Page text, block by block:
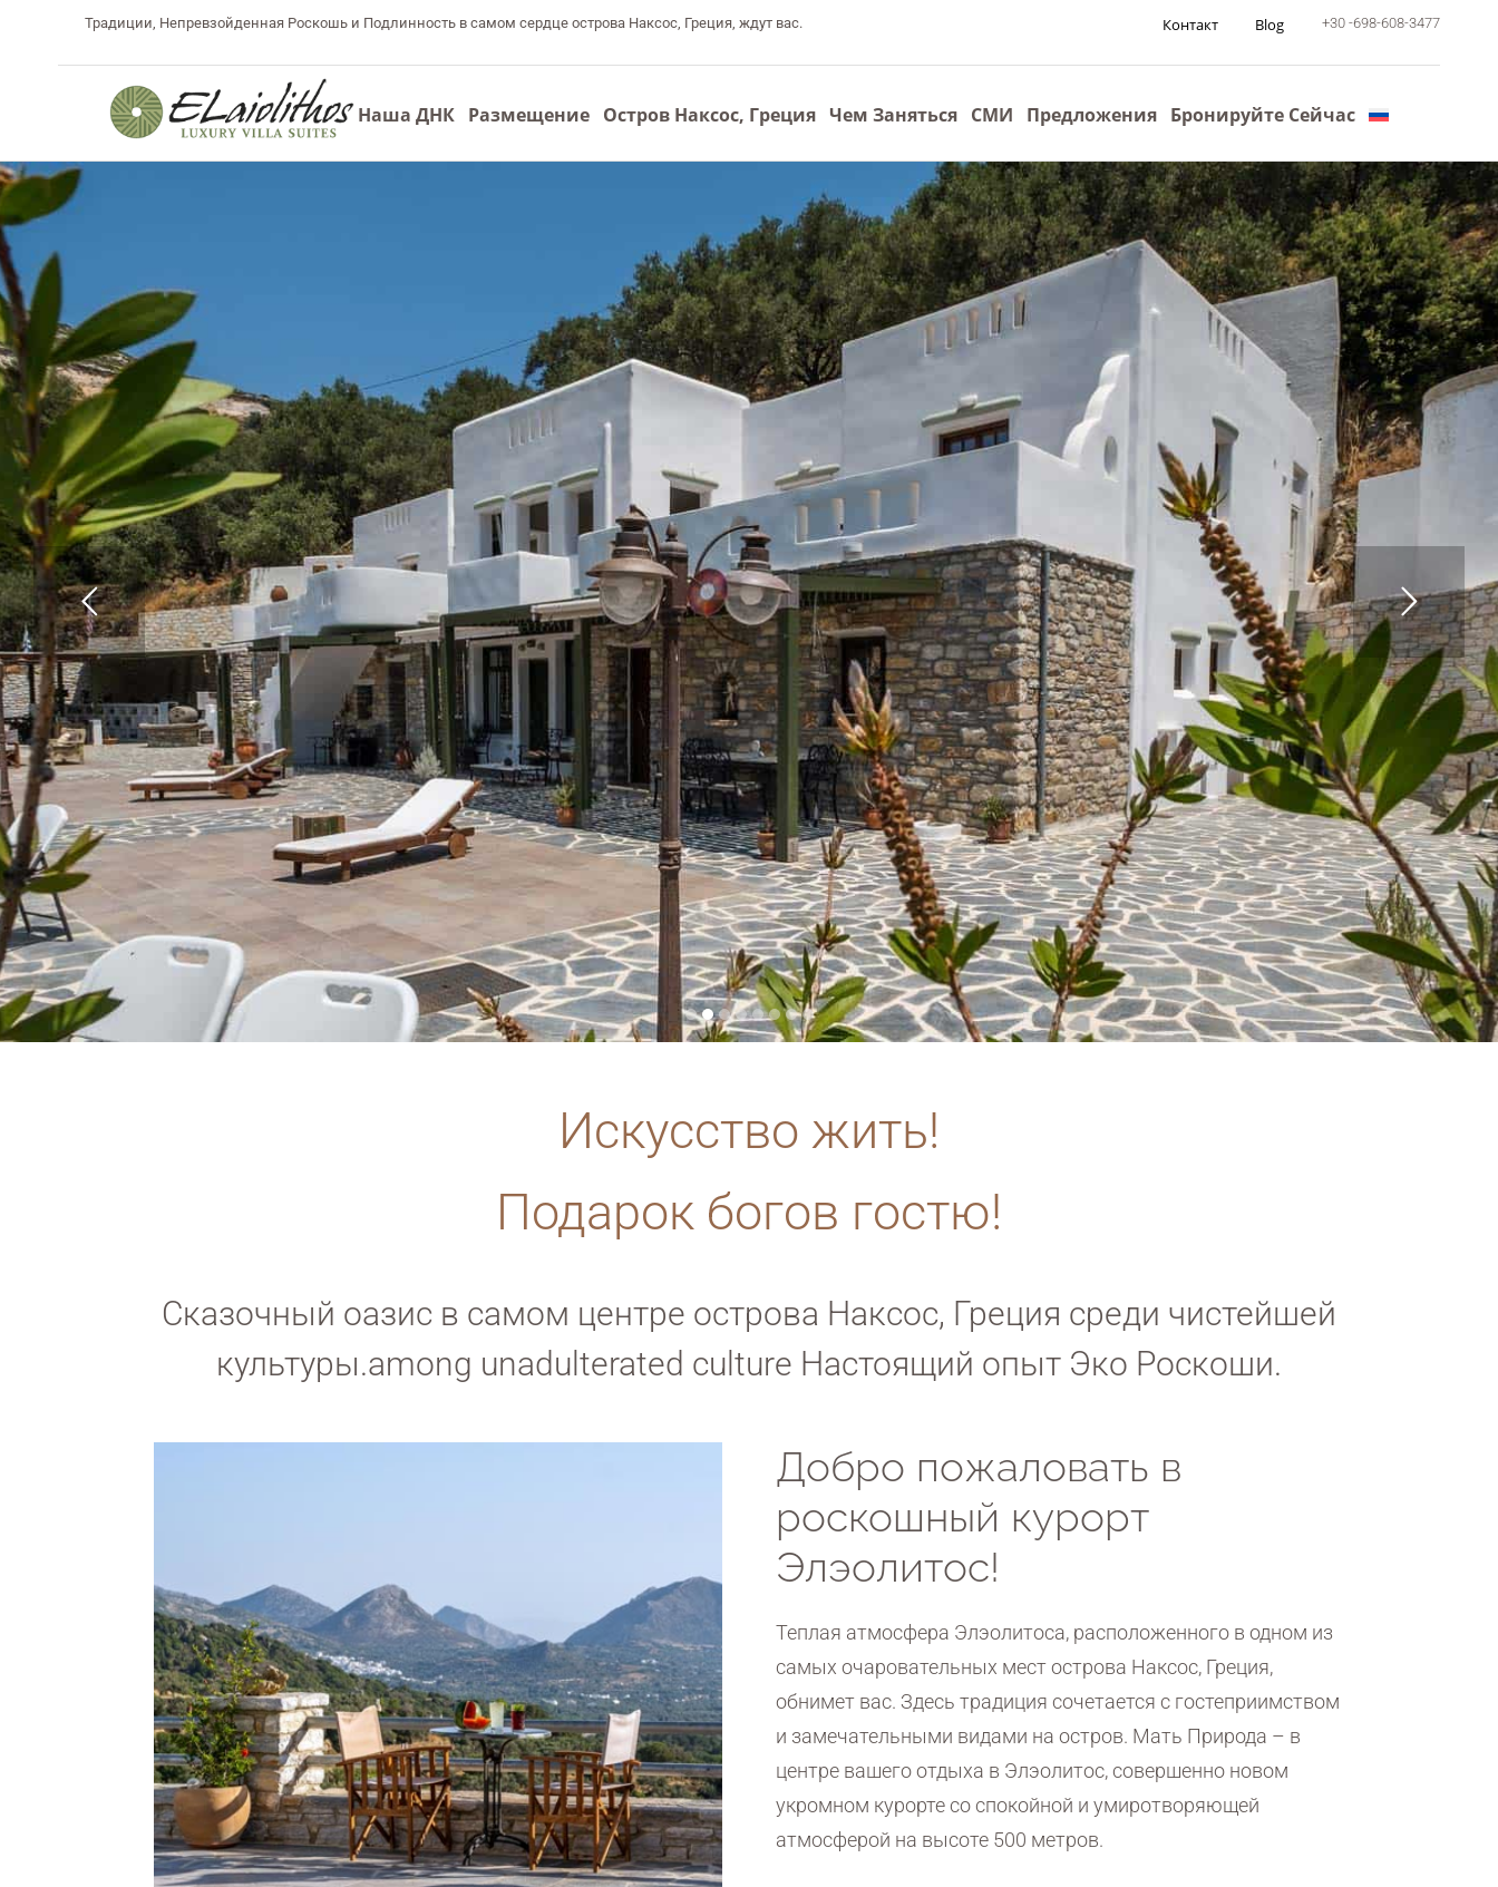
Традиции, Непревзойденная Роскошь и Подлинность в самом сердце острова Наксос, Греция, ждут вас. Контакт Blog +30 -698-608-3477
Наша ДНК Размещение Остров Наксос, Греция Чем Заняться СМИ Предложения Бронируйте Сейчас
Искусство жить!
Подарок богов гостю!
Сказочный оазис в самом центре острова Наксос, Греция среди чистейшей
культуры.among unadulterated culture Настоящий опыт Эко Роскоши.
Добро пожаловать в
роскошный курорт
Элэолитос!
Теплая атмосфера Элэолитоса, расположенного в одном из
самых очаровательных мест острова Наксос, Греция,
обнимет вас. Здесь традиция сочетается с гостеприимством
и замечательными видами на остров. Мать Природа – в
центре вашего отдыха в Элэолитос, совершенно новом
укромном курорте со спокойной и умиротворяющей
атмосферой на высоте 500 метров.